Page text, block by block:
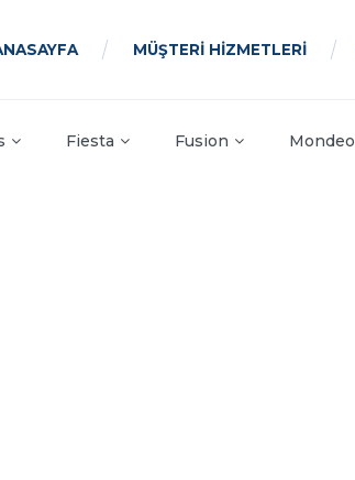
MÜŞTERİ HİZMETLERİ
Fiesta Fusion Mondeo